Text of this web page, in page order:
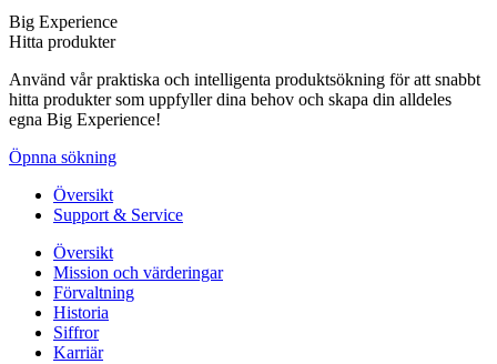
Big Experience
Hitta produkter
Använd vår praktiska och intelligenta produktsökning för att snabbt
hitta produkter som uppfyller dina behov och skapa din alldeles
egna Big Experience!
Öpnna sökning
Översikt
Support & Service
Översikt
Mission och värderingar
Förvaltning
Historia
Siffror
Karriär